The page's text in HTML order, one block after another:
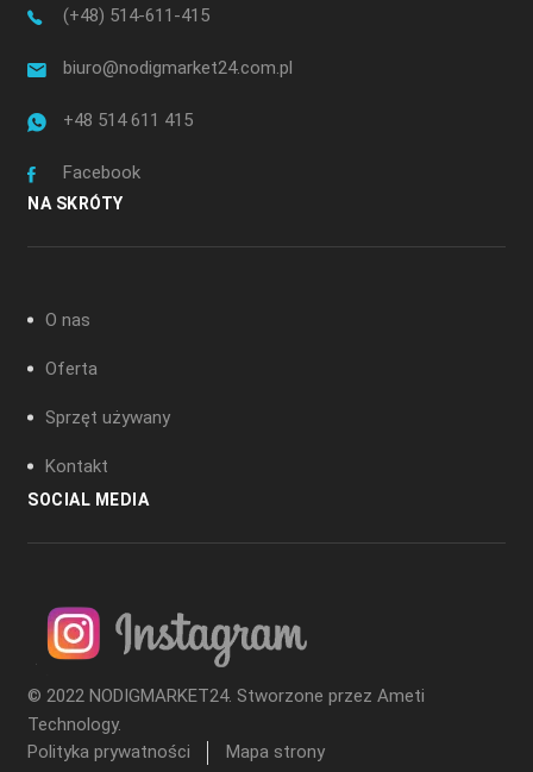
(+48) 514-611-415
biuro@nodigmarket24.com.pl
+48 514 611 415
Facebook
NA SKRÓTY
O nas
Oferta
Sprzęt używany
Kontakt
SOCIAL MEDIA
© 2022 NODIGMARKET24. Stworzone przezAmeti
Technology.
Polityka prywatności
Mapa strony